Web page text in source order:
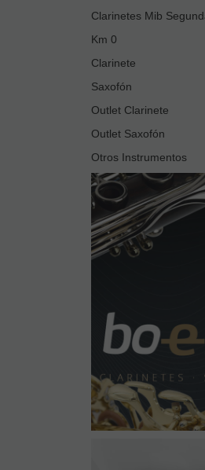
Clarinetes Mib
Km 0
Clarinete
Saxofón
Outlet Clarinete
Outlet Saxofón
Otros Instrumentos